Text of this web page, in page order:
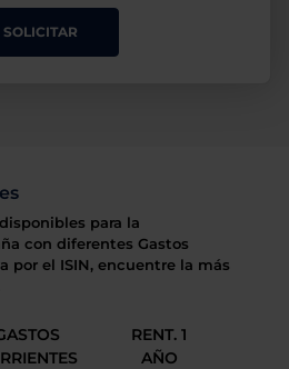
SOLICITAR
para la
con diferentes Gastos
por el ISIN, encuentre la más
RENT. 1
AÑO